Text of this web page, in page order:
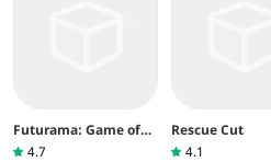
Futurama: Game of
Drones
4.7
Rescue Cut
4.1